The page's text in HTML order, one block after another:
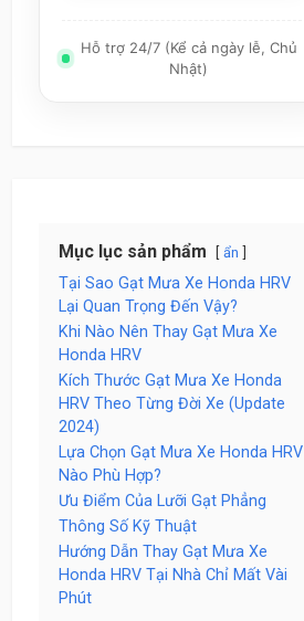
Hỗ trợ 24/7 (Kể cả ngày lễ, Chủ
Nhật)
Mục lục sản phẩm ẩn
Tại Sao Gạt Mưa Xe Honda HRV
Lại Quan Trọng Đến Vậy?
Khi Nào Nên Thay Gạt Mưa Xe
Honda HRV
Kích Thước Gạt Mưa Xe Honda
HRV Theo Từng Đời Xe (Update
2024)
Lựa Chọn Gạt Mưa Xe Honda HRV
Nào Phù Hợp?
Ưu Điểm Của Lưỡi Gạt Phẳng
Thông Số Kỹ Thuật
Hướng Dẫn Thay Gạt Mưa Xe
Honda HRV Tại Nhà Chỉ Mất Vài
Phút